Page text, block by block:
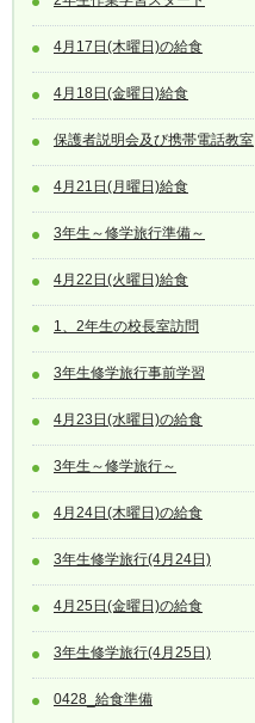
4月17日(木曜日)の給食
4月18日(金曜日)給食
保護者説明会及び携帯電話教室
4月21日(月曜日)給食
3年生～修学旅行準備～
4月22日(火曜日)給食
1、2年生の校長室訪問
3年生修学旅行事前学習
4月23日(水曜日)の給食
3年生～修学旅行～
4月24日(木曜日)の給食
3年生修学旅行(4月24日)
4月25日(金曜日)の給食
3年生修学旅行(4月25日)
0428_給食準備